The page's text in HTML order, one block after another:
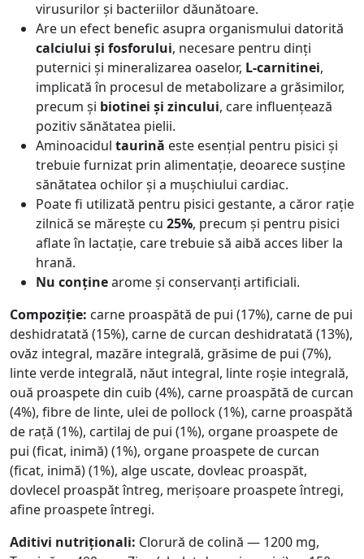
virusurilor și bacteriilor dăunătoare.
Are un efect benefic asupra organismului datorită
calciului și fosforului, necesare pentru dinți
puternici și mineralizarea oaselor, L-carnitinei,
implicată în procesul de metabolizare a grăsimilor,
precum și biotinei și zincului, care influențează
pozitiv sănătatea pielii.
Aminoacidul taurină este esențial pentru pisici și
trebuie furnizat prin alimentație, deoarece susține
sănătatea ochilor și a mușchiului cardiac.
Poate fi utilizată pentru pisici gestante, a căror rație
zilnică se mărește cu 25%, precum și pentru pisici
aflate în lactație, care trebuie să aibă acces liber la
hrană.
Nu conținearome și conservanți artificiali.
Compoziție: сarne proaspătă de pui (17%), carne de pui
deshidratată (15%), carne de curcan deshidratată (13%),
ovăz integral, mazăre integrală, grăsime de pui (7%),
linte verde integrală, năut integral, linte roșie integrală,
ouă proaspete din cuib (4%), carne proaspătă de curcan
(4%), fibre de linte, ulei de pollock (1%), carne proaspătă
de rață (1%), cartilaj de pui (1%), organe proaspete de
pui (ficat, inimă) (1%), organe proaspete de curcan
(ficat, inimă) (1%), alge uscate, dovleac proaspăt,
dovlecel proaspăt întreg, merișoare proaspete întregi,
afine proaspete întregi.
Aditivi nutriționali: Clorură de colină — 1200 mg,